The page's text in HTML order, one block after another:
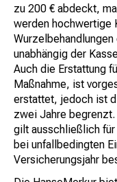
zu 200 € abdeckt,
werden hochwertige
unabhängig der
Auch die Erstattung
Maßnahme, ist
erstattet, jedoch ist
zwei Jahre
gilt ausschließlich
bei unfallbedingten
Versicherungsjahr